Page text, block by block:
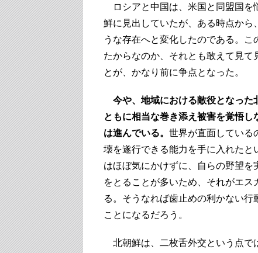
ロシアと中国は、米国と同盟国を
鮮に見出していたが、ある時点から
うな存在へと変化したのである。
たからなのか、それとも敢えて見て
とが、かなり前に争点となった。
今や、地域における敵役となった
ともに相当な巻き添え被害を覚悟
は進んでいる。 世界が直面している
壊を遂行できる能力を手に入れたと
はほぼ気にかけずに、自らの野望
をとることが多いため、それがエ
る。そうなれば歯止めの利かない
ことになるだろう。
北朝鮮は、二枚舌外交という点で